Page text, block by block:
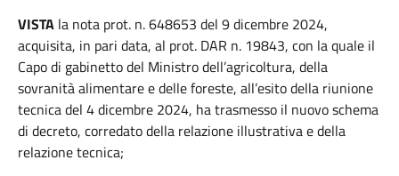
VISTA la nota prot. n. 648653 del 9 dicembre 2024,
acquisita, in pari data, al prot. DAR n. 19843, con la quale il
Capo di gabinetto del Ministro dell’agricoltura, della
sovranità alimentare e delle foreste, all’esito della riunione
tecnica del 4 dicembre 2024, ha trasmesso il nuovo schema
di decreto, corredato della relazione illustrativa e della
relazione tecnica;